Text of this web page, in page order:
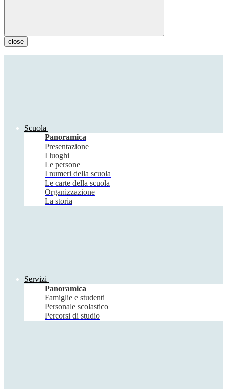
close
Scuola
Panoramica
Presentazione
I luoghi
Le persone
I numeri della scuola
Le carte della scuola
Organizzazione
La storia
Servizi
Panoramica
Famiglie e studenti
Personale scolastico
Percorsi di studio